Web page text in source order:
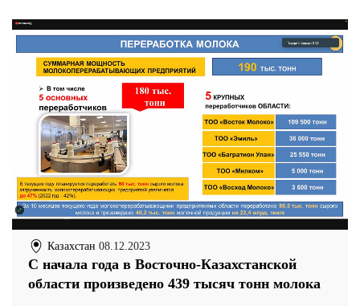
Казахстан 08.12.2023
С начала года в Восточно-Казахстанской
области произведено 439 тысяч тонн молока